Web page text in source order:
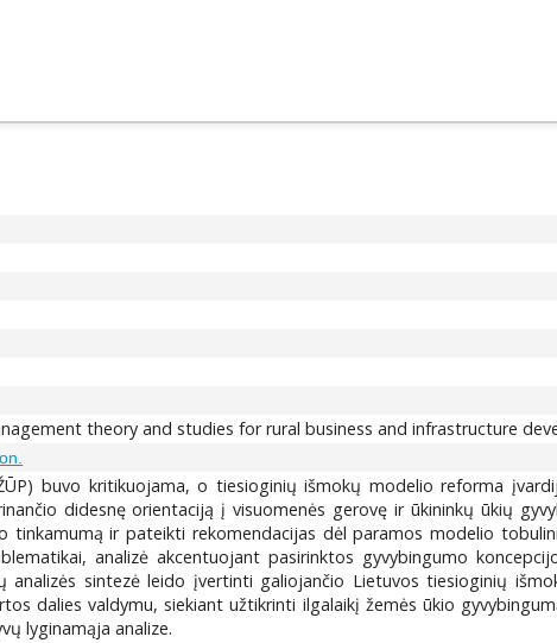
theory and studies for rural business and infrastructure
buvo kritikuojama, o tiesioginių išmokų modelio reforma
didesnę orientaciją į visuomenės gerovę ir ūkininkų ūkių
ir pateikti rekomendacijas dėl paramos modelio
analizė akcentuojant pasirinktos gyvybingumo
sintezė leido įvertinti galiojančio Lietuvos tiesioginių
dalies valdymu, siekiant užtikrinti ilgalaikį žemės ūkio
lyginamąja analize.